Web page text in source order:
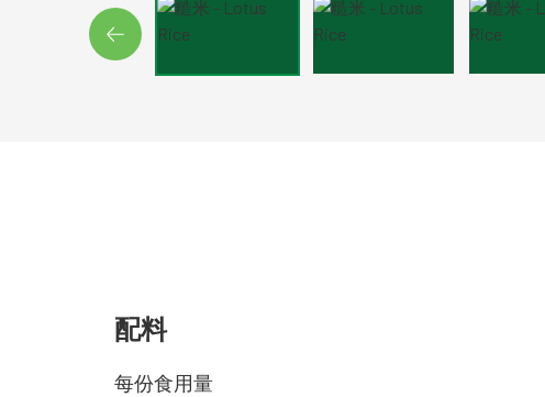
配料
每份食用量